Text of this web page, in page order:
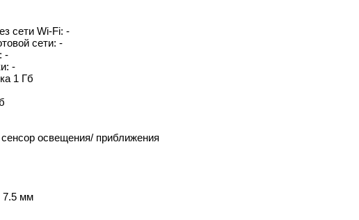
сети Wi-Fi: -
сети: -
-
-
1 Гб
освещения/ приближения
7.5 мм